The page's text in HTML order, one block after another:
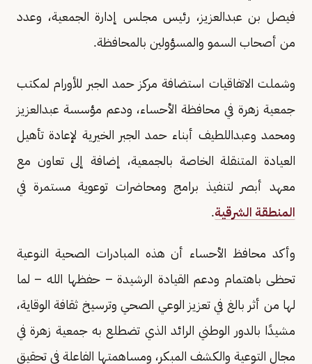
فيصل بن عبدالعزيز، رئيس مجلس إدارة الجمعية، وعدد
من أصحاب السمو والمسؤولين بالمحافظة.
وشملت الاتفاقيات استضافة مركز حمد الجبر للأورام لمكتب
جمعية زهرة في محافظة الأحساء، ودعم مؤسسة عبدالعزيز
ومحمد وعبداللطيف أبناء حمد الجبر الخيرية لإعادة تأهيل
العيادة المتنقلة الخاصة بالجمعية، إضافة إلى تعاون مع
معهد أبصر لتنفيذ برامج ومحاضرات توعوية مستمرة في
المنطقة الشرقية.
وأكد محافظ الأحساء أن هذه المبادرات الصحية النوعية
تحظى باهتمام ودعم القيادة الرشيدة – حفظها الله – لما
لها من أثر بالغ في تعزيز الوعي الصحي وترسيخ ثقافة الوقاية،
مشيدًا بالدور الوطني الرائد الذي تضطلع به جمعية زهرة في
مجال التوعية والكشف المبكر، ومساهمتها الفاعلة في تحقيق